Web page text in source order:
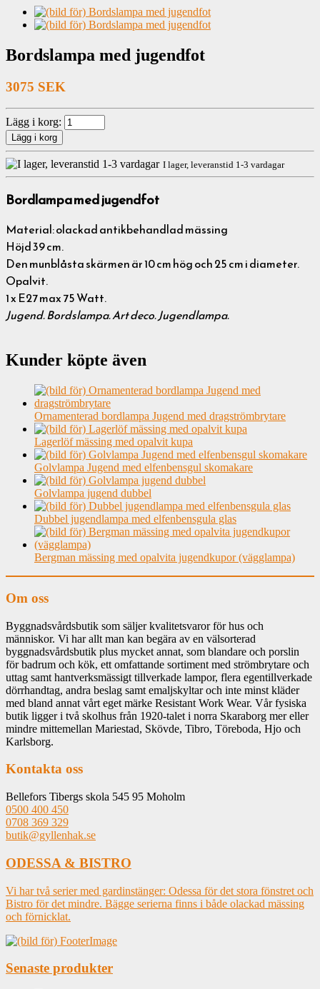
Bordslampa med jugendfot
3075 SEK
Lägg i korg:
I lager, leveranstid 1-3 vardagar
Bordlampa med jugendfot
Material: olackad antikbehandlad mässing
Höjd 39 cm.
Den munblåsta skärmen är 10 cm hög och 25 cm i diameter.
Opalvit.
1 x E27 max 75 Watt.
Jugend. Bordslampa. Art deco. Jugendlampa.
Kunder köpte även
Ornamenterad bordlampa Jugend med dragströmbrytare
Lagerlöf mässing med opalvit kupa
Golvlampa Jugend med elfenbensgul skomakare
Golvlampa jugend dubbel
Dubbel jugendlampa med elfenbensgula glas
Bergman mässing med opalvita jugendkupor (vägglampa)
Om oss
Byggnadsvårdsbutik som säljer kvalitetsvaror för hus och
människor. Vi har allt man kan begära av en välsorterad
byggnadsvårdsbutik plus mycket annat, som blandare och porslin
för badrum och kök, ett omfattande sortiment med strömbrytare och
uttag samt hantverksmässigt tillverkade lampor, flera egentillverkade
dörrhandtag, andra beslag samt emaljskyltar och inte minst kläder
med bland annat vårt eget märke Resistant Work Wear. Vår fysiska
butik ligger i två skolhus från 1920-talet i norra Skaraborg mer eller
mindre mittemellan Mariestad, Skövde, Tibro, Töreboda, Hjo och
Karlsborg.
Kontakta oss
Bellefors Tibergs skola 545 95 Moholm
0500 400 450
0708 369 329
butik@gyllenhak.se
ODESSA & BISTRO
Vi har två serier med gardinstänger: Odessa för det stora fönstret och
Bistro för det mindre. Bägge serierna finns i både olackad mässing
och förnicklat.
Senaste produkter